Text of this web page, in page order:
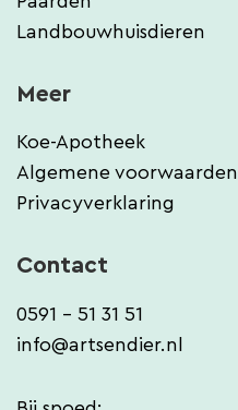
Landbouwhuisdieren
Meer
Koe-Apotheek
Algemene voorwaarden
Privacyverklaring
Contact
0591 - 51 31 51
info@artsendier.nl